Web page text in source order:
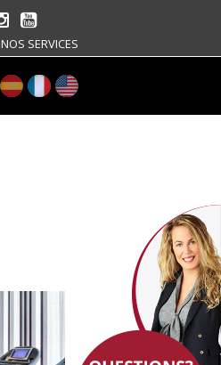
NOS SERVICES